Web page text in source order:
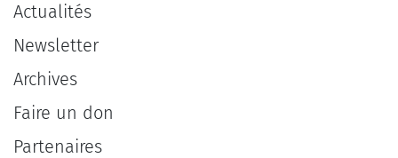
Actualités
Newsletter
Archives
Faire un don
Partenaires